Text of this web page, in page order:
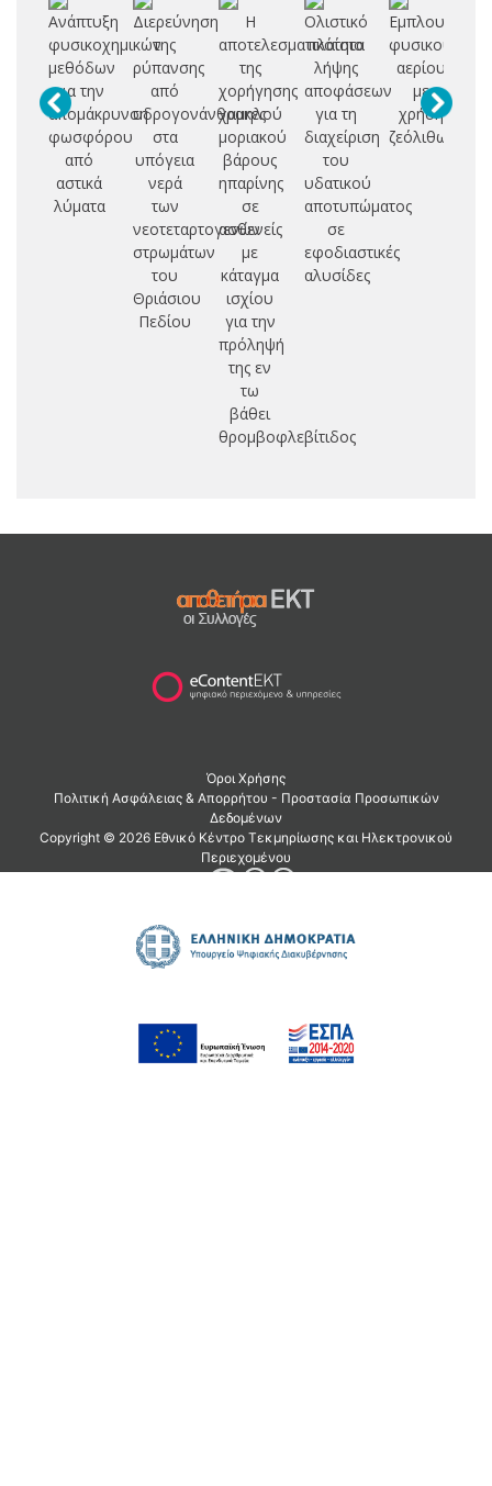
Ανάπτυξη
φυσικοχημικών
μεθόδων
για την
απομάκρυνση
φωσφόρου
από
αστικά
λύματα
Διερεύνηση
της
ρύπανσης
από
υδρογονάνθρακες
στα
υπόγεια
νερά
των
νεοτεταρτογενών
στρωμάτων
του
Θριάσιου
Πεδίου
Η
αποτελεσματικότητα
της
χορήγησης
χαμηλού
μοριακού
βάρους
ηπαρίνης
σε
ασθενείς
με
κάταγμα
ισχίου
για την
πρόληψή
της εν
τω
βάθει
θρομβοφλεβίτιδος
Ολιστικό
πλαίσιο
λήψης
αποφάσεων
για τη
διαχείριση
του
υδατικού
αποτυπώματος
σε
εφοδιαστικές
αλυσίδες
Εμπλουτισμός
φυσικού
αερίου
με
χρήση
ζεόλιθων